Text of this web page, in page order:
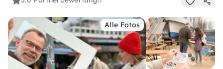
Alle Fotos